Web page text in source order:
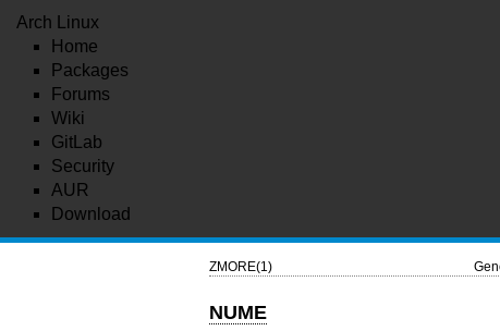
Arch Linux
Home
Packages
Forums
Wiki
GitLab
Security
AUR
Download
ZMORE(1)
NUME